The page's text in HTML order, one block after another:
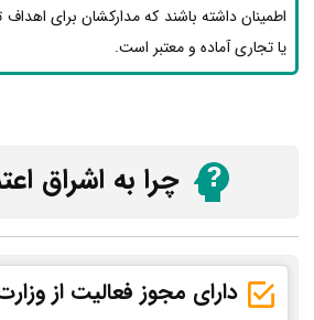
اطمینان داشته باشند که مدارکشان برای
یا تجاری آماده و معتبر است.
چرا به اشراق
دارای مجوز فعالیت از